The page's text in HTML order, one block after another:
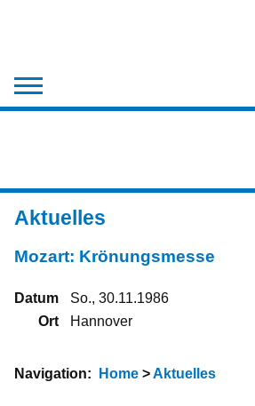
Chronik
Medien
Kontakt
Aktuelles
Mozart: Krönungsmesse
Datum
So., 30.11.1986
Ort
Hannover
Navigation: Home >Aktuelles